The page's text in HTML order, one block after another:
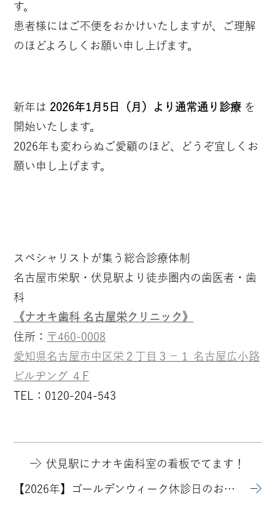
す。
患者様にはご不便をおかけいたしますが、ご理解
のほどよろしくお願い申し上げます。
新年は 2026年1月5日（月）より通常通り診療 を
開始いたします。
2026年も変わらぬご愛顧のほど、どうぞ宜しくお
願い申し上げます。
スペシャリストが集う総合診療体制
名古屋市栄駅・伏見駅より徒歩圏内の歯医者・歯
科
《ナオキ歯科 名古屋栄クリニック》
住所： 〒460-0008
愛知県名古屋市中区栄２丁目３−１ 名古屋広小路
ビルヂング ４F
TEL：0120-204-543
伏見駅にナオキ歯科室の看板でてます！
【2026年】ゴールデンウィーク休診日のお知らせ